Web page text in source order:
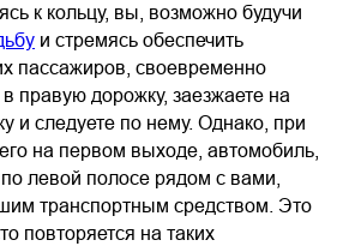
к кольцу, вы, возможно будучи
и стремясь обеспечить
пассажиров, своевременно
правую дорожку, заезжаете на
и следуете по нему. Однако, при
на первом выходе, автомобиль,
левой полосе рядом с вами,
транспортным средством. Это
повторяется на таких